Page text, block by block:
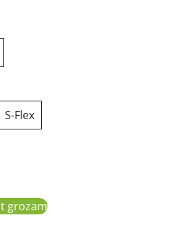
S-Flex
golfa gludeklis, grafīts daudzums
grozam